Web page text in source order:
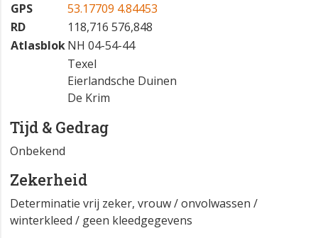
GPS
53.17709 4.84453
RD
118,716 576,848
AtlasblokNH 04-54-44
Texel
Eierlandsche Duinen
De Krim
Tijd & Gedrag
Onbekend
Zekerheid
Determinatie vrij zeker, vrouw / onvolwassen /
winterkleed / geen kleedgegevens